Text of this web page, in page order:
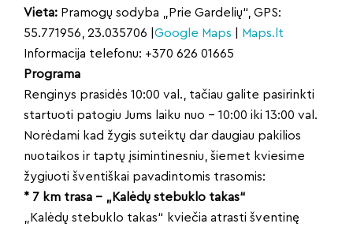
Vieta: Pramogų sodyba „Prie Gardelių“, GPS:
55.771956, 23.035706 | Google Maps
Maps.lt
Informacija telefonu: +370 626 01665
Programa
Renginys prasidės 10:00 val., tačiau galite pasirinkti
startuoti patogiu Jums laiku nuo – 10:00 iki 13:00 val.
Norėdami kad žygis suteiktų dar daugiau pakilios
nuotaikos ir taptų įsimintinesniu, šiemet kviesime
žygiuoti šventiškai pavadintomis trasomis:
* 7 km trasa – „Kalėdų stebuklo takas“
„Kalėdų stebuklo takas“ kviečia atrasti šventinę